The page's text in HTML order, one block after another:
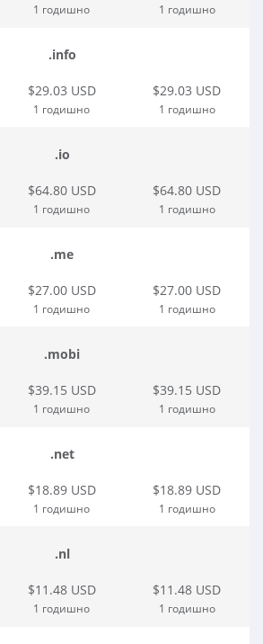
1 годишно 1 годишно
.info
$29.03 USD
1 годишно
$29.03 USD
1 годишно
.io
$64.80 USD
1 годишно
$64.80 USD
1 годишно
.me
$27.00 USD
1 годишно
$27.00 USD
1 годишно
.mobi
$39.15 USD
1 годишно
$39.15 USD
1 годишно
.net
$18.89 USD
1 годишно
$18.89 USD
1 годишно
.nl
$11.48 USD
1 годишно
$11.48 USD
1 годишно